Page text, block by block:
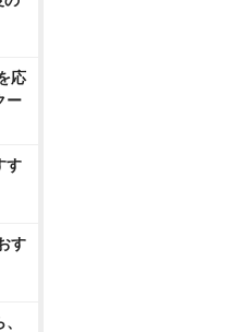
応
ー
す
す